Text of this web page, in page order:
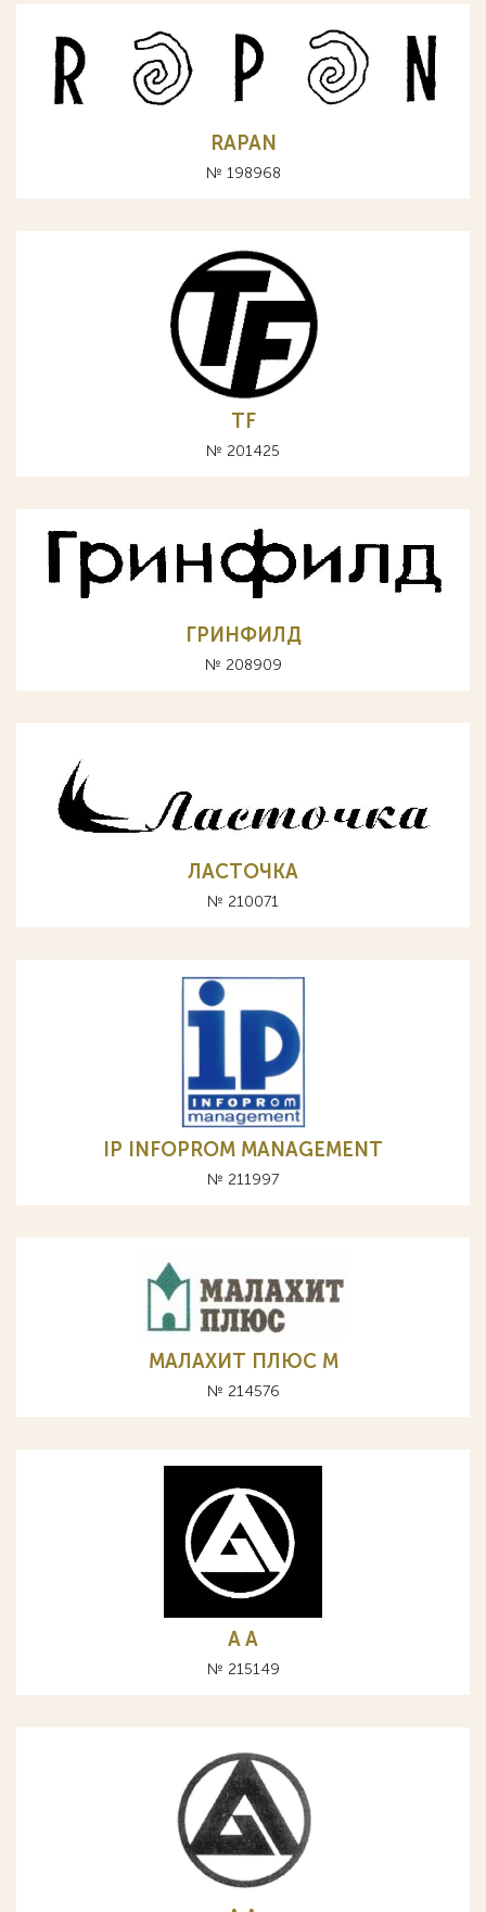
RAPAN
№ 198968
TF
№ 201425
ГРИНФИЛД
№ 208909
ЛАСТОЧКА
№ 210071
IP INFOPROM MANAGEMENT
№ 211997
МАЛАХИТ ПЛЮС М
№ 214576
A А
№ 215149